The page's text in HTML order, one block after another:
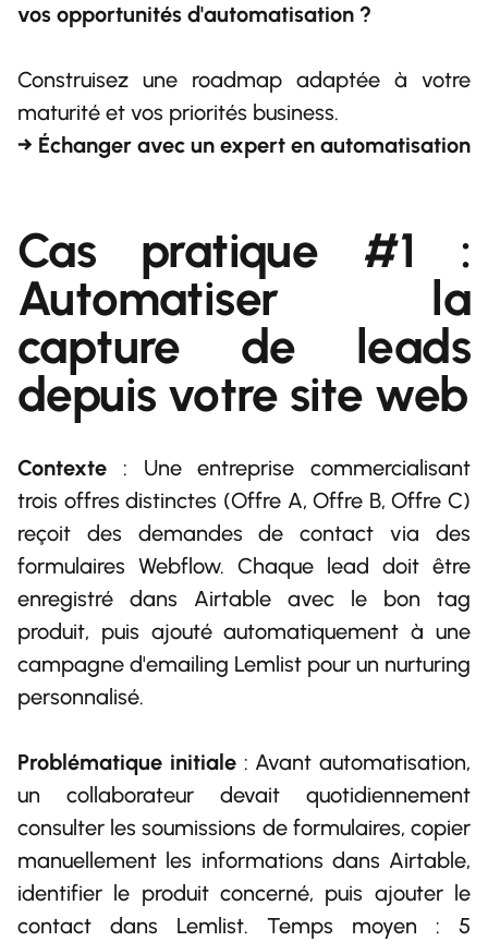
vos opportunités d'automatisation ?
Construisez une roadmap adaptée à votre
maturité et vos priorités business.
→ Échanger avec un expert en automatisation
Cas pratique #1 :
Automatiser la
capture de leads
depuis votre site web
Contexte : Une entreprise commercialisant
trois offres distinctes (Offre A, Offre B, Offre C)
reçoit des demandes de contact via des
formulaires Webflow. Chaque lead doit être
enregistré dans Airtable avec le bon tag
produit, puis ajouté automatiquement à une
campagne d'emailing Lemlist pour un nurturing
personnalisé.
Problématique initiale: Avant automatisation,
un collaborateur devait quotidiennement
consulter les soumissions de formulaires, copier
manuellement les informations dans Airtable,
identifier le produit concerné, puis ajouter le
contact dans Lemlist. Temps moyen : 5